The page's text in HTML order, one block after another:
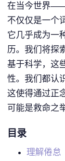
在当今世界
不仅仅是一个
它几乎成为一
历。我们将探
基于科学，这
性。我们都认
这使得通过正
可能是救命之
目录
理解倦怠